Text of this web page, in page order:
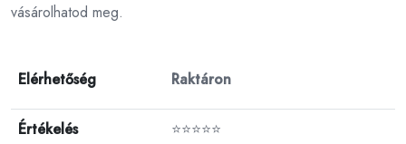
vásárolhatod meg.
Elérhetőség Raktáron
Értékelés ⭐⭐⭐⭐⭐